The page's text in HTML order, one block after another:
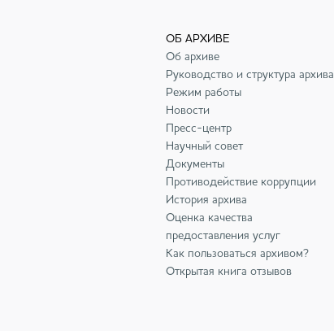
ОБ АРХИВЕ
Об архиве
Руководство и структура архива
Режим работы
Новости
Пресс-центр
Научный совет
Документы
Противодействие коррупции
История архива
Оценка качества
предоставления услуг
Как пользоваться архивом?
Открытая книга отзывов